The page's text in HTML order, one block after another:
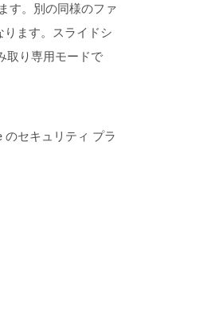
す。別の同様のファ
ます。スライドシ
取り専用モードで
セキュリティ プラ